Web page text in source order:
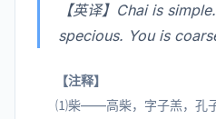
【英译】Chai is
specious. You is
【注释】
⑴柴——高柴，字子羔，孔